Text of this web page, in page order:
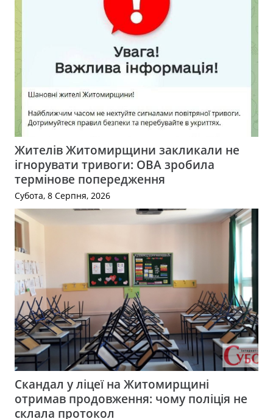
Жителів Житомирщини закликали не
ігнорувати тривоги: ОВА зробила
термінове попередження
Субота, 8 Серпня, 2026
Скандал у ліцеї на Житомирщині
отримав продовження: чому поліція не
склала протокол